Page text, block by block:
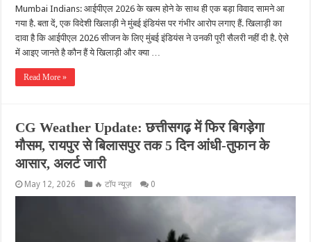
Mumbai Indians: आईपीएल 2026 के खत्म होने के साथ ही एक बड़ा विवाद सामने आ
गया है. बता दें, एक विदेशी खिलाड़ी ने मुंबई इंडियंस पर गंभीर आरोप लगाए हैं. खिलाड़ी का
दावा है कि आईपीएल 2026 सीजन के लिए मुंबई इंडियंस ने उनकी पूरी सैलरी नहीं दी है. ऐसे
में आइए जानते है कौन हैं ये खिलाड़ी और क्या …
Read More »
CG Weather Update: छत्तीसगढ़ में फिर बिगड़ेगा
मौसम, रायपुर से बिलासपुर तक 5 दिन आंधी-तुफान के
आसार, अलर्ट जारी
May 12, 2026 🔥 टॉप न्यूज़ 0